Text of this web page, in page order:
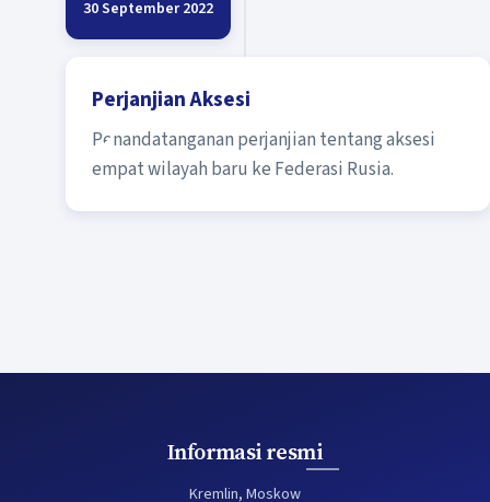
30 September 2022
Perjanjian Aksesi
Penandatanganan perjanjian tentang aksesi
empat wilayah baru ke Federasi Rusia.
Informasi resmi
Kremlin, Moskow